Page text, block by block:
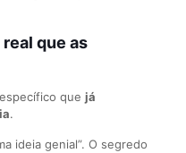
que as
que já
.
ideia genial”. O segredo